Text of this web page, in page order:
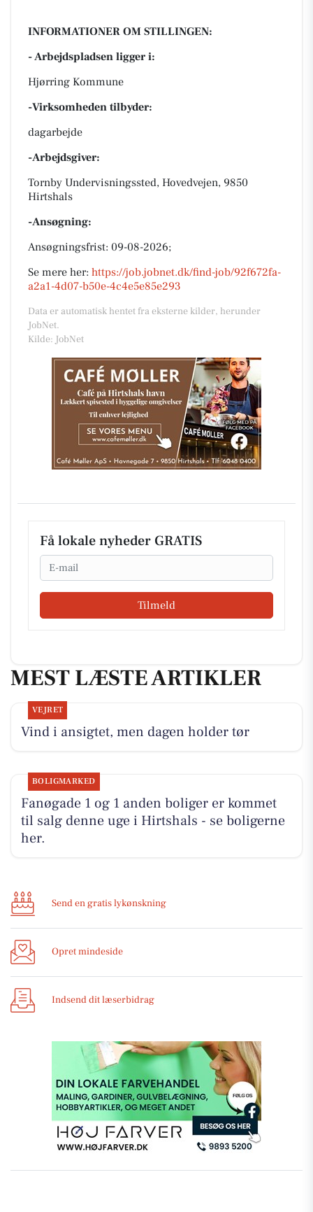
INFORMATIONER OM STILLINGEN:
- Arbejdspladsen ligger i:
Hjørring Kommune
-Virksomheden tilbyder:
dagarbejde
-Arbejdsgiver:
Tornby Undervisningssted, Hovedvejen, 9850
Hirtshals
-Ansøgning:
Ansøgningsfrist: 09-08-2026;
Se mere her: https://job.jobnet.dk/find-job/92f672fa-
a2a1-4d07-b50e-4c4e5e85e293
Data er automatisk hentet fra eksterne kilder, herunder
JobNet.
Kilde: JobNet
Få lokale nyheder GRATIS
Email
Tilmeld
MEST LÆSTE ARTIKLER
VEJRET
Vind i ansigtet, men dagen holder tør
BOLIGMARKED
Fanøgade 1 og 1 anden boliger er kommet
til salg denne uge i Hirtshals - se boligerne
her.
Send en gratis lykønskning
Opret mindeside
Indsend dit læserbidrag